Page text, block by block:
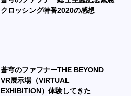
クロッシング特番2020の感想
蒼穹のファフナーTHE BEYOND
VR展示場（VIRTUAL
EXHIBITION）体験してきた